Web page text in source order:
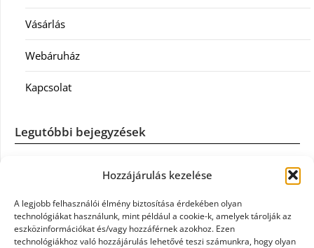
Hozzájárulás kezelése
A legjobb felhasználói élmény biztosítása érdekében olyan
technológiákat használunk, mint például a cookie-k, amelyek tárolják az
eszközinformációkat és/vagy hozzáférnek azokhoz. Ezen
technológiákhoz való hozzájárulás lehetővé teszi számunkra, hogy olyan
Vásárlás
Webáruház
Kapcsolat
Legutóbbi bejegyzések
Casco szélvédőcsere: mikor éri meg a biztosítást igénybe
Könyvelés: mikor érdemes könyvelőt váltani?